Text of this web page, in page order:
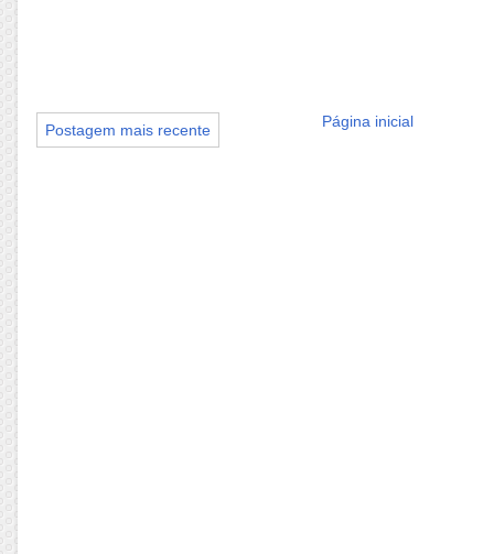
Postagem mais recente Página inicial